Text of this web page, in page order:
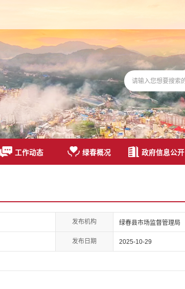
工作动态 绿春概况 政府信息公开
发布机构 绿春县市场监督管理局
发布日期 2025-10-29